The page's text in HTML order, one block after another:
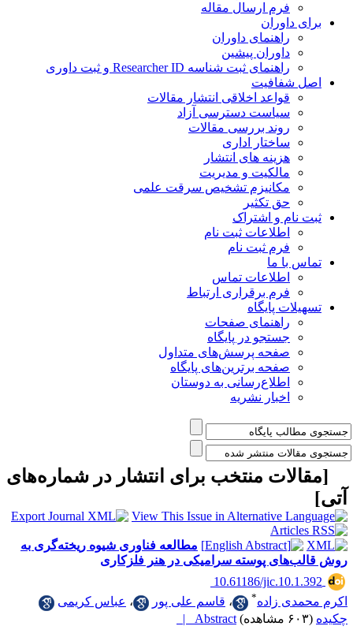
فرم ارسال مقاله
داوران
راهنمای داوران
داوران پیشین
راهنمای ثبت شناسه Researcher ID و ثبت داوری
شفافیت
قواعد اخلاقی انتشار مقالات
سیاست دسترسی آزاد
روند بررسی مقالات
ساختار اداری
هزینه های انتشار
مالکیت و مدیریت
ﻣﮑﺎﻧﯿﺰم ﺗﺸﺨﯿﺺ ﺳﺮﻗﺖ ﻋﻠﻤﯽ
حق تکثیر
نام و اشتراک
اطلاعات ثبت نام
فرم ثبت نام
با ما
اطلاعات تماس
فرم برقراری ارتباط
پایگاه
راهنمای صفحات
جستجو در پایگاه
صفحه پرسش‌های متداول
صفحه برترین‌های پایگاه
اطلاع‌رسانی به دوستان
اخبار نشریه
منتخب برای انتشار در شماره‌های
مطالعه فناوری شیوه ریخته‌گری به
پوسته سرامیکی در هنر فلزکاری
10.61186/
زاده
، قاسم علی پور ،عباس کریمی
Abstract |